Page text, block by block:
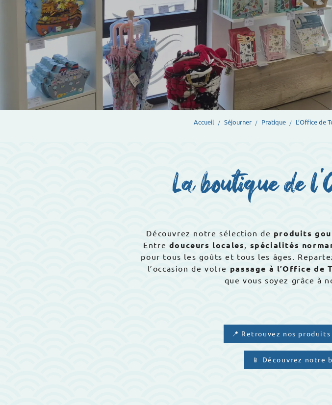
Accueil Séjourner Pratique L’Office de
La boutique de
Découvrez notre sélection de produits
Entre douceurs locales, spécialités
pour tous les goûts et tous les âges.
l’occasion de votre passage à l’Office de
que vous soyez grâce à
📍 Retrouvez nos
📱 Découvrez notre